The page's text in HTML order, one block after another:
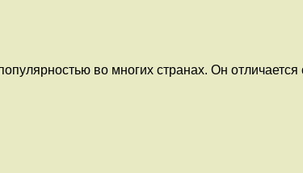
во многих странах. Он